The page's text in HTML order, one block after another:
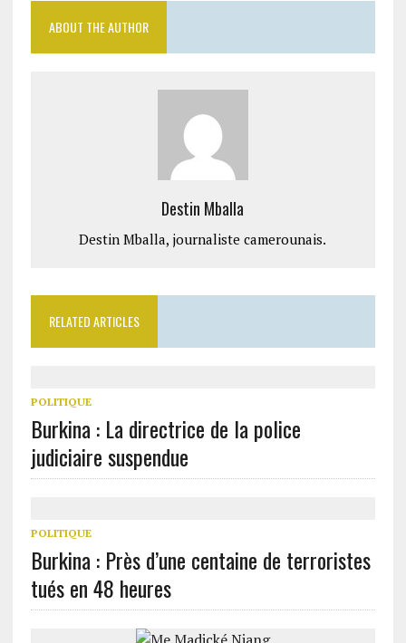
ABOUT THE AUTHOR
Destin Mballa
Destin Mballa, journaliste camerounais.
RELATED ARTICLES
POLITIQUE
Burkina : La directrice de la police
judiciaire suspendue
POLITIQUE
Burkina : Près d’une centaine de terroristes
tués en 48 heures